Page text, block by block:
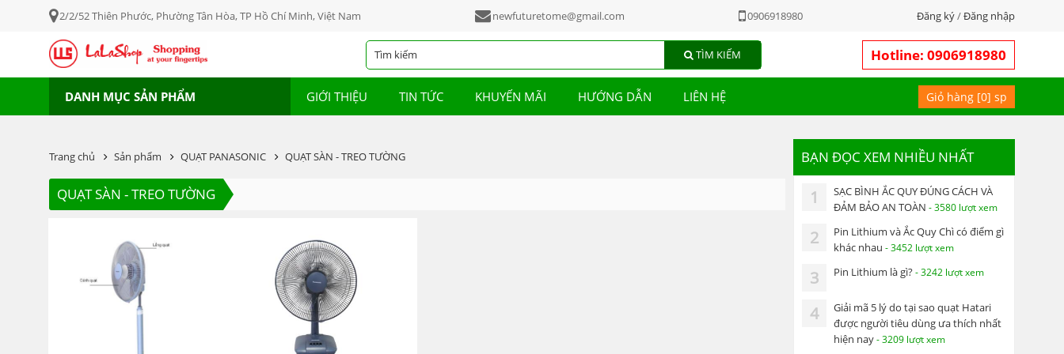
2/2/52 Thiên Phước, Phường Tân Hòa, TP Hồ Chí Minh, Việt Nam newfuturetome@gmail.com 0906918980 Đăng ký/Đăng nhập
TÌM KIẾM Hotline: 0906918980
DANH MỤC SẢN PHẨM GIỚI THIỆU TIN TỨC KHUYẾN MÃI HƯỚNG DẪN LIÊN HỆ Giỏ hàng [0] sp
Trang chủ Sản phẩm QUẠT PANASONIC QUẠT SÀN - TREO TƯỜNG
QUẠT SÀN - TREO TƯỜNG
BẠN ĐỌC XEM NHIỀU NHẤT
SẠC BÌNH ẮC QUY ĐÚNG CÁCH VÀ
ĐẢM BẢO AN TOÀN - 3580 lượt xem
1
Pin Lithium và Ắc Quy Chì có điểm gì
khác nhau - 3452 lượt xem
2
Pin Lithium là gì?- 3242 lượt xem
3
Giải mã 5 lý do tại sao quạt Hatari
được người tiêu dùng ưa thích nhất
hiện nay- 3209 lượt xem
4